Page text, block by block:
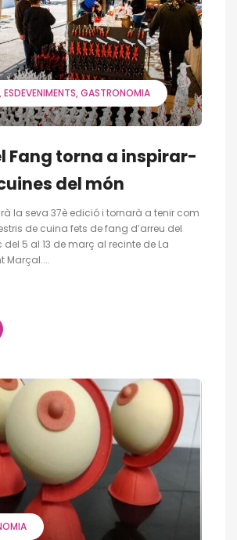
ESDEVENIMENTS GASTRONOMIA
Fang torna a inspirar-
del món
la seva 37è edició i tornarà a tenir com
de cuina fets de fang d’arreu del
5 al 13 de març al recinte de La
Marçal....